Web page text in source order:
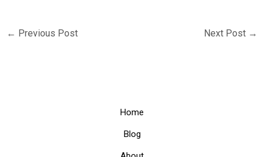
← Previous Post Next Post →
Home
Blog